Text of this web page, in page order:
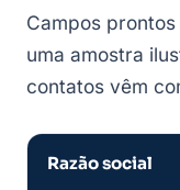
Campos
uma amostra
contatos vêm
Razão social